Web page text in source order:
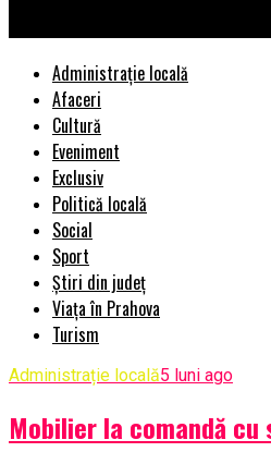
Administrație locală
Afaceri
Cultură
Eveniment
Exclusiv
Politică locală
Social
Sport
Știri din județ
Viața în Prahova
Turism
Administrație locală5 luni ago
Mobilier la comandă cu